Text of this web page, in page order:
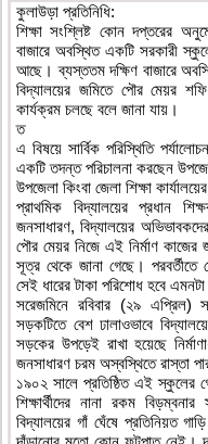
কুলাউড়া প্রতিনিধি:
শিক্ষা সংশ্লিষ্ট কোন দপ্তরের
বাজারে অবস্থিত একটি সরকারী
আছে। ব্যস্ততম দক্ষিণ বাজারে
বিদ্যালয়ের জমিতে পৌর মেয়র
কার্যক্রম চলছে বলে জানা যায়।
ত
এ বিষয়ে সার্বিক পরিস্থিতি
একটি তদন্ত পরিচালনা করছেন
উপজেলা কিংবা জেলা শিক্ষা
প্রাথমিক বিদ্যালয়ের প্রধান
জনসাধারণ, বিদ্যালয়ের
পৌর মেয়র নিজে এই নির্মাণ কাজের
সূত্র থেকে জানা গেছে। পরবর্তীতে
সেই ধারের টাকা পরিশোধ হবে
সরেজমিনে রবিবার (২৯ এপ্রিল)
সড়কটিতে বেশ ঢালাওভাবে
সড়কের উপড়েই রাখা হয়েছে
জনসাধারণ চরম অস্বস্থিতে রাস্তা
১৯০২ সালে প্রতিষ্ঠিত এই স্কুলের
শিক্ষার্থীদের নানা রকম
বিদ্যালয়ের গাঁ ঘেঁষে প্রতিনিয়ত